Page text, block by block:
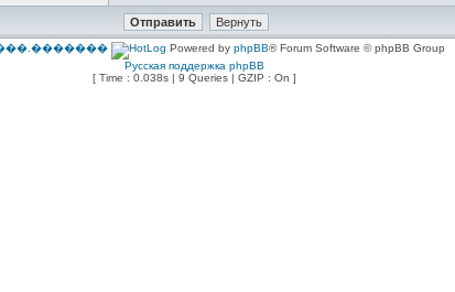
Powered by phpBB® Forum Software © phpBB Group
Русская поддержка phpBB
[ Time : 0.038s | 9 Queries | GZIP : On ]